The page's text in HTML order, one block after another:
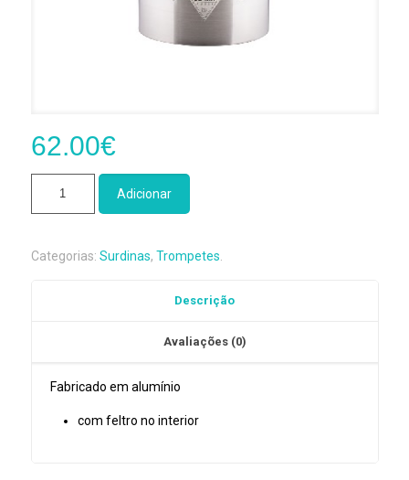
62.00€
Trompete
Adicionar
Categorias: Surdinas, Trompetes
Descrição
Avaliações (0)
Fabricado em alumínio
com feltro no interior